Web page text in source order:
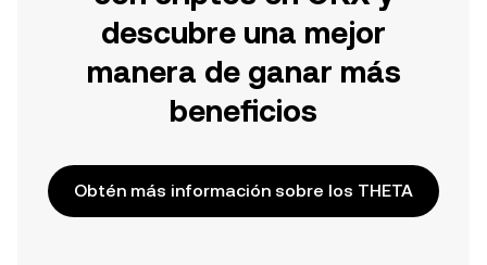
descubre una mejor
manera de ganar más
beneficios
Obtén más información sobre los THETA